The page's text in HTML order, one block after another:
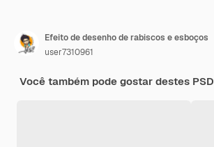
Efeito de desenho de rabiscos e esboços
user7310961
Você também pode gostar destes PSD